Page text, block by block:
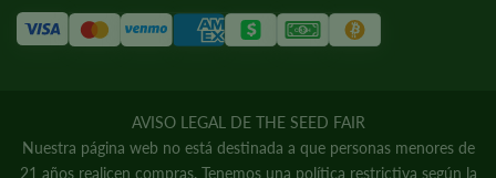
AVISO LEGAL DE THE SEED FAIR
Nuestra página web no está destinada a que personas menores de
21 años realicen compras. Tenemos una política restrictiva según la